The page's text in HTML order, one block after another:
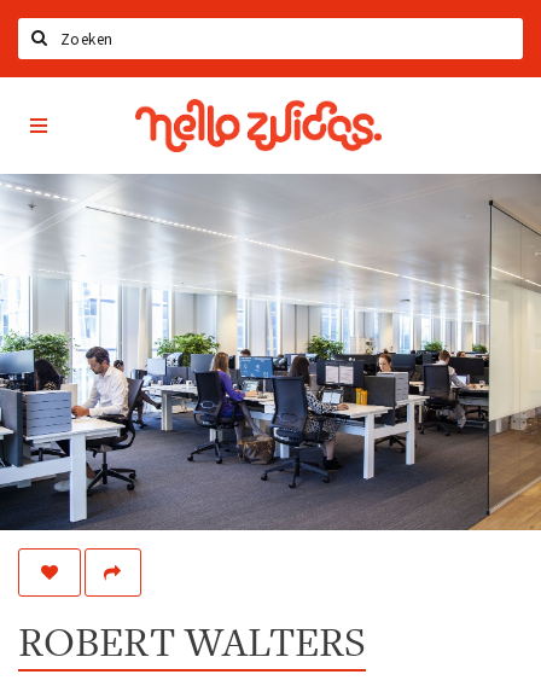
Home
Latest news
Upcoming events
Zuidas Jobs
Offers & Deals
Restaurants
Bars
Hotels
Shops
Live
Work
Travel
Hello
Zuidas
App
ROBERT WALTERS